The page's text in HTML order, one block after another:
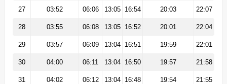
27 03:52 06:06 13:05 16:54 20:03 22:07
28 03:55 06:08 13:05 16:52 20:01 22:04
29 03:57 06:09 13:04 16:51 19:59 22:01
30 04:00 06:11 13:04 16:50 19:57 21:58
31 04:02 06:12 13:04 16:48 19:54 21:55